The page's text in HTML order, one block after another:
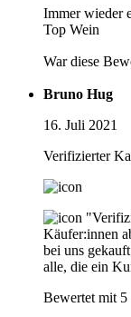
Immer wieder
Top Wein
War diese
Bruno Hug
16. Juli 2021
Verifizierter
Käufer:innen
bei uns
alle, die ein
Bewertet mit 5